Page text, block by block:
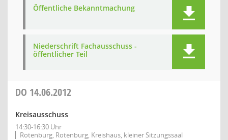
Öffentliche Bekanntmachung
Niederschrift Fachausschuss -
öffentlicher Teil
DO 14.06.2012
Kreisausschuss
14:30-16:30 Uhr
Rotenburg, Rotenburg, Kreishaus, kleiner Sitzungssaal